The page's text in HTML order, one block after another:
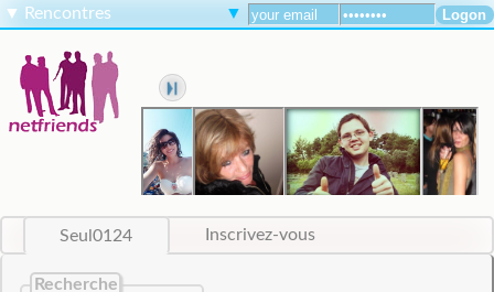
▼ Rencontres ▼
Seul0124 Inscrivez-vous
Recherche